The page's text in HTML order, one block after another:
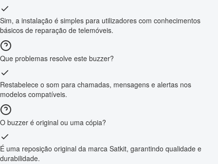
Sim, a instalação é simples para utilizadores com conhecimentos
básicos de reparação de telemóveis.
Que problemas resolve este buzzer?
Restabelece o som para chamadas, mensagens e alertas nos
modelos compatíveis.
O buzzer é original ou uma cópia?
É uma reposição original da marca Satkit, garantindo qualidade e
durabilidade.